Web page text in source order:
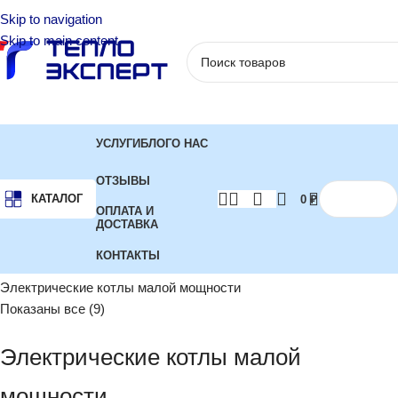
Skip to navigation
Skip to main content
КАТАЛОГ
УСЛУГИБЛОГО НАС
ОТЗЫВЫ
ОПЛАТА И
ДОСТАВКА
КОНТАКТЫ
0 ₽
Электрические котлы малой мощности
Показаны все (9)
Электрические котлы малой